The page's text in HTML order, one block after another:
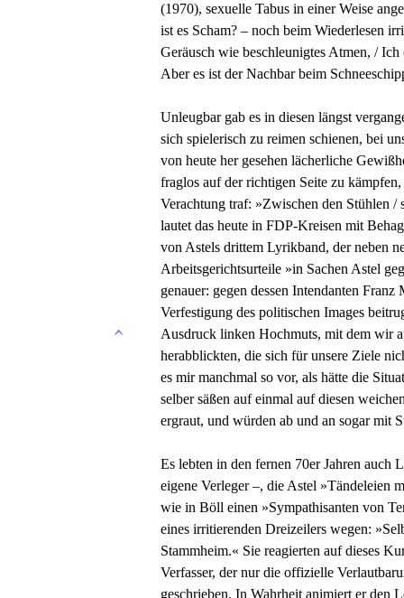
(1970), sexuelle Tabus in einer Weise
ist es Scham? – noch beim Wiederlesen
Geräusch wie beschleunigtes Atmen, /
Aber es ist der Nachbar beim
Unleugbar gab es in diesen längst
sich spielerisch zu reimen schienen, bei
von heute her gesehen lächerliche
fraglos auf der richtigen Seite zu
Verachtung traf: »Zwischen den Stühlen /
lautet das heute in FDP-Kreisen mit
von Astels drittem Lyrikband, der neben
Arbeitsgerichtsurteile »in Sachen Astel
genauer: gegen dessen Intendanten
Verfestigung des politischen Images
Ausdruck linken Hochmuts, mit dem wir
herabblickten, die sich für unsere Ziele
es mir manchmal so vor, als hätte die
selber säßen auf einmal auf diesen
ergraut, und würden ab und an sogar mit
Es lebten in den fernen 70er Jahren auch
eigene Verleger –, die Astel »Tändeleien
wie in Böll einen »Sympathisanten von
eines irritierenden Dreizeilers wegen:
Stammheim.« Sie reagierten auf dieses
Verfasser, der nur die offizielle
geschrieben. In Wahrheit animiert er den